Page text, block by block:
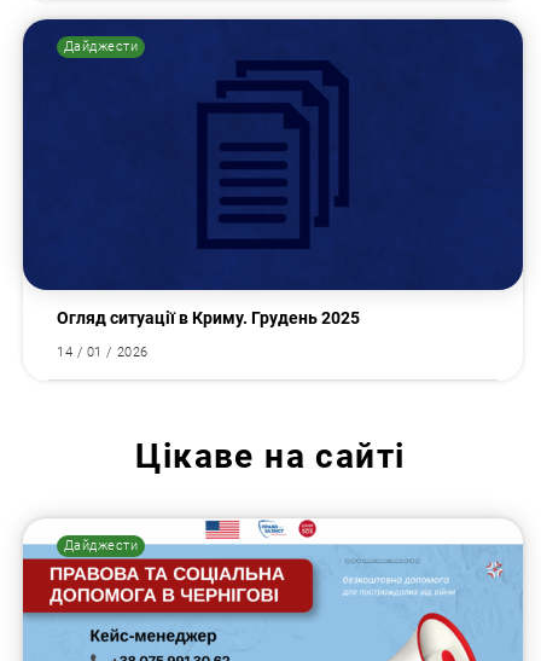
Дайджести
Огляд ситуації в Криму. Грудень 2025
14 / 01 / 2026
Цікаве на сайті
Дайджести